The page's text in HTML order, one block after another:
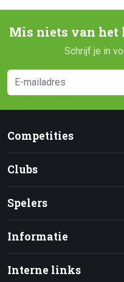
Mis niets van het
Schrijf je in
Competities
Clubs
Spelers
Informatie
Interne links